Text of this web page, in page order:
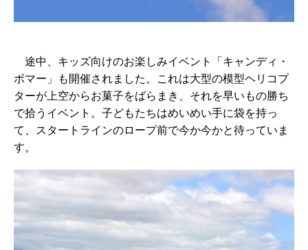
途中、キッズ向けのお楽しみイベント「キャンディ・
ボマー」も開催されました。これは大型の模型ヘリコプ
ターが上空からお菓子をばらまき、それを早いもの勝ち
で拾うイベント。子どもたちはめいめい手に袋を持っ
て、スタートラインのロープ前で今か今かと待っていま
す。